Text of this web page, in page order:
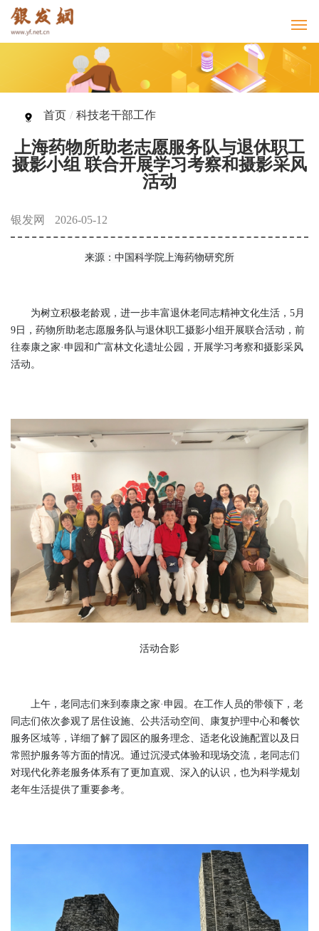
首页 / 科技老干部工作
上海药物所助老志愿服务队与退休职工
摄影小组 联合开展学习考察和摄影采风
活动
银发网 2026-05-12
来源：中国科学院上海药物研究所
为树立积极老龄观，进一步丰富退休老同志精神文化生活，5月
9日，药物所助老志愿服务队与退休职工摄影小组开展联合活动，前
往泰康之家·申园和广富林文化遗址公园，开展学习考察和摄影采风
活动。
活动合影
上午，老同志们来到泰康之家·申园。在工作人员的带领下，老
同志们依次参观了居住设施、公共活动空间、康复护理中心和餐饮
服务区域等，详细了解了园区的服务理念、适老化设施配置以及日
常照护服务等方面的情况。通过沉浸式体验和现场交流，老同志们
对现代化养老服务体系有了更加直观、深入的认识，也为科学规划
老年生活提供了重要参考。